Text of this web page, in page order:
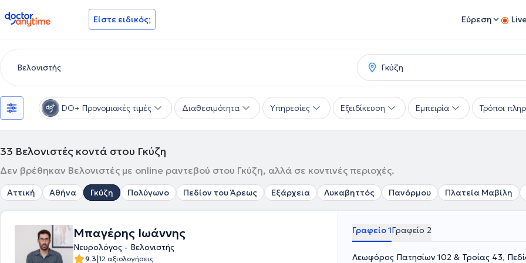
doctoranytime Είστε ειδικός; Εύρεση
DO+ Προνομιακές τιμές Διαθεσιμότητα Υπηρεσίες Εξειδίκευση Εμπειρία Τρόποι
33 Βελονιστές κοντά στου Γκύζη
Δεν βρέθηκαν Βελονιστές με online ραντεβού στου Γκύζη, αλλά σε κοντινές περιοχές.
Αττική Αθήνα Γκύζη Πολύγωνο Πεδίον του Άρεως Εξάρχεια Λυκαβηττός Πανόρμου Πλατεία Μαβίλη
Μπαγέρης Ιωάννης
Νευρολόγος - Βελονιστής
9.3|12 αξιολογήσεις
Γραφείο 1Γραφείο 2
Λεωφόρος Πατησίων 102 & Τροίας 43,